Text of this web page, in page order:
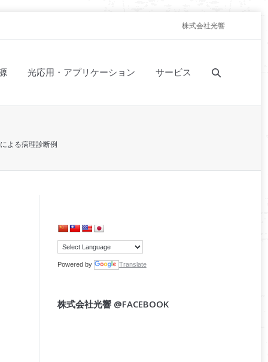
株式会社光響
光応用・アプリケーション サービス
よる病理診断例
Powered by Translate
株式会社光響 @FACEBOOK